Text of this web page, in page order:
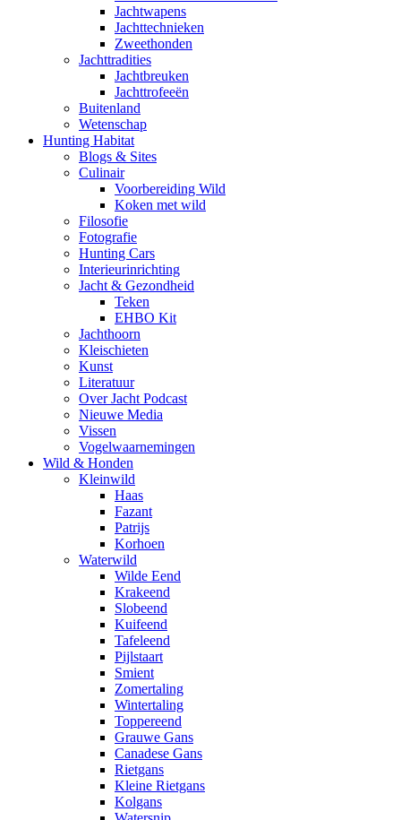
Jachtwapens
Jachttechnieken
Zweethonden
Jachttradities
Jachtbreuken
Jachttrofeeën
Buitenland
Wetenschap
Hunting Habitat
Blogs & Sites
Culinair
Voorbereiding Wild
Koken met wild
Filosofie
Fotografie
Hunting Cars
Interieurinrichting
Jacht & Gezondheid
Teken
EHBO Kit
Jachthoorn
Kleischieten
Kunst
Literatuur
Over Jacht Podcast
Nieuwe Media
Vissen
Vogelwaarnemingen
Wild & Honden
Kleinwild
Haas
Fazant
Patrijs
Korhoen
Waterwild
Wilde Eend
Krakeend
Slobeend
Kuifeend
Tafeleend
Pijlstaart
Smient
Zomertaling
Wintertaling
Toppereend
Grauwe Gans
Canadese Gans
Rietgans
Kleine Rietgans
Kolgans